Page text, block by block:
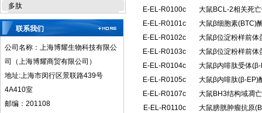
多肽
联系我们
公司名称：上海博耀生物科技有限公
司（上海博耀商贸有限公司）
地址:上海市闵行区景联路439号
4A410室
邮编：201108
E-EL-R0100c
大鼠BCL-2相关死
E-EL-R0101c
大鼠β细胞素(BTC)
E-EL-R0102c
大鼠β位淀粉样前体
E-EL-R0103c
大鼠β位淀粉样前体
E-EL-R0104c
大鼠β内啡肽受体
E-EL-R0105c
大鼠β内啡肽(β-EP)
E-EL-R0107c
大鼠BH3结构域凋
E-EL-R0110c
大鼠膀胱肿瘤抗原